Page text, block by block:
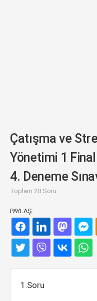
Çatışma ve
Yönetimi 1 Final
4. Deneme
Toplam 20 Soru
PAYLAŞ:
1.Soru